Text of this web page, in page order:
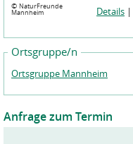
© NaturFreunde
Mannheim
Details |
Ortsgruppe/n
Ortsgruppe Mannheim
Anfrage zum Termin